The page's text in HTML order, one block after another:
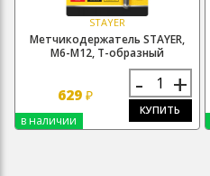
STAYER
Метчикодержатель STAYER,
М6-М12, Т-образный
629₽ - +
КУПИТЬ
в наличии